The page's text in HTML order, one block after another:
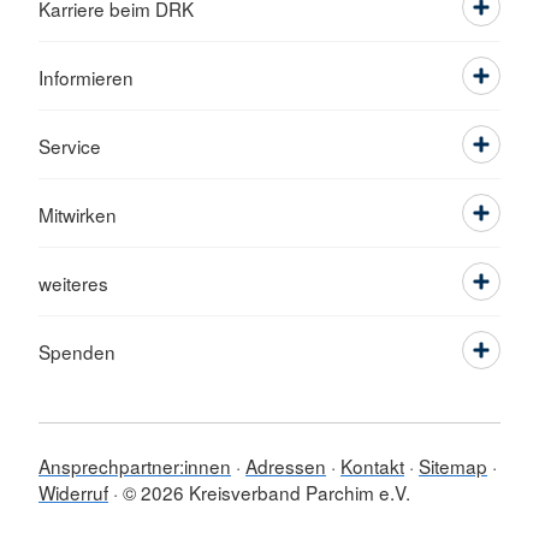
Karriere beim DRK
Informieren
Service
Mitwirken
weiteres
Spenden
Ansprechpartner:innen Adressen Kontakt Sitemap
Widerruf © 2026 Kreisverband Parchim e.V.